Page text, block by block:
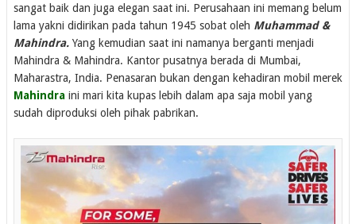
sangat baik dan juga elegan saat ini. Perusahaan ini memang belum
lama yakni didirikan pada tahun 1945 sobat oleh Muhammad &
Mahindra. Yang kemudian saat ini namanya berganti menjadi
Mahindra & Mahindra. Kantor pusatnya berada di Mumbai,
Maharastra, India. Penasaran bukan dengan kehadiran mobil merek
Mahindra ini mari kita kupas lebih dalam apa saja mobil yang
sudah diproduksi oleh pihak pabrikan.